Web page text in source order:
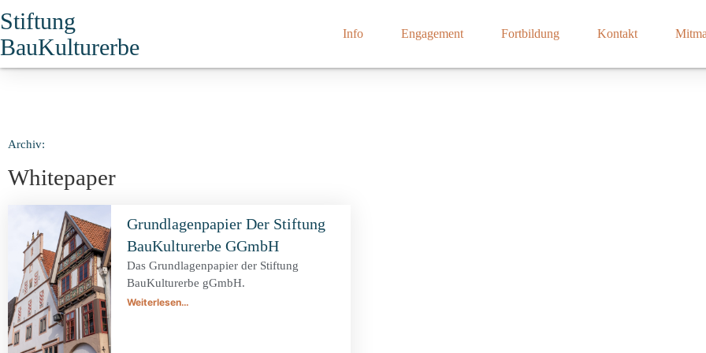
Stiftung
BauKulturerbe
Info Engagement Fortbildung Kontakt
Archiv:
Whitepaper
Grundlagenpapier Der Stiftung
BauKulturerbe GGmbH
Das Grundlagenpapier der Stiftung
BauKulturerbe gGmbH.
Weiterlesen…